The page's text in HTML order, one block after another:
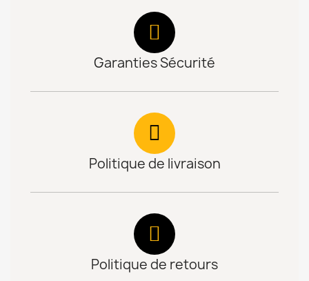
Garanties Sécurité
Politique de livraison
Politique de retours